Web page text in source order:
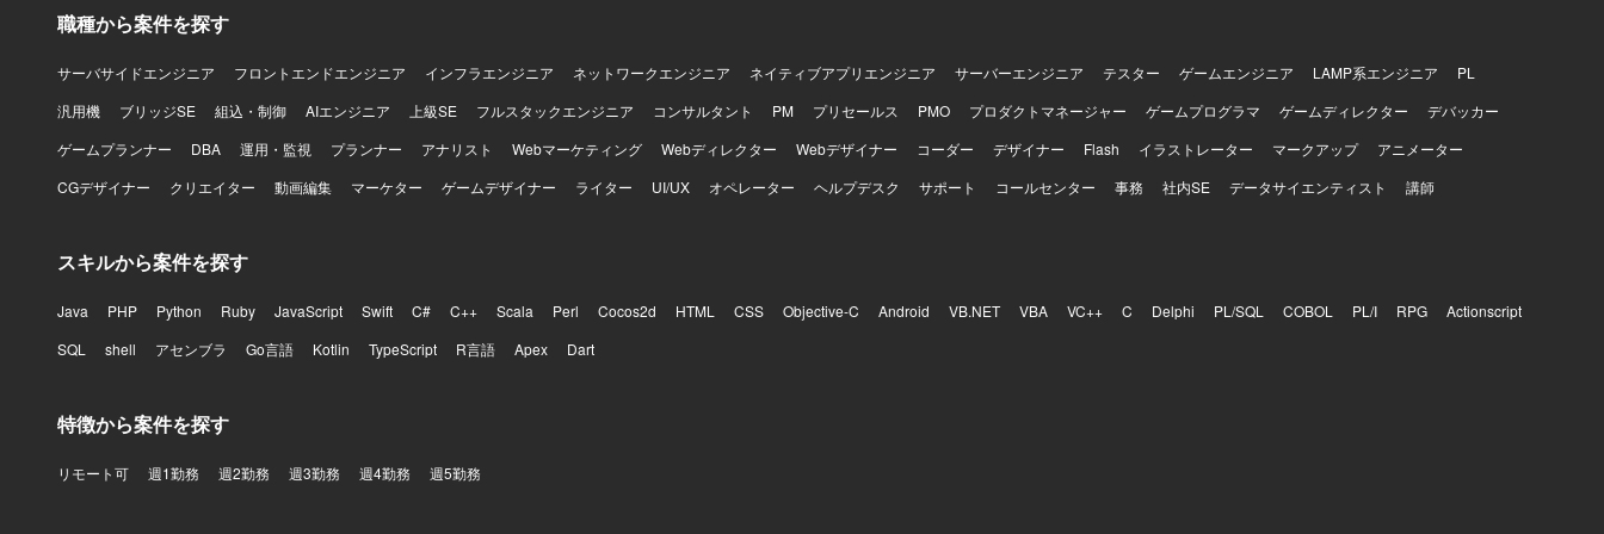
職種から案件を探す
サーバサイドエンジニア フロントエンドエンジニア インフラエンジニア ネットワークエンジニア ネイティブアプリエンジニア サーバーエンジニア テスター ゲームエンジニア LAMP系エンジニア
PL
汎用機
ブリッジSE 組込・制御 AIエンジニア 上級SE フルスタックエンジニア コンサルタント PM プリセールス PMO プロダクトマネージャー ゲームプログラマ ゲームディレクター
デバッカー
ゲームプランナー
DBA 運用・監視 プランナー アナリスト Webマーケティング Webディレクター Webデザイナー コーダー デザイナー Flash イラストレーター マークアップ
アニメーター
CGデザイナー
クリエイター 動画編集 マーケター ゲームデザイナー ライター UI/UX オペレーター ヘルプデスク サポート コールセンター 事務 社内SE データサイエンティスト 講師
スキルから案件を探す
Java PHP Python Ruby JavaScript Swift C# C++ Scala Perl Cocos2d HTML CSS Objective-C Android VB.NET VBA VC++ C Delphi PL/SQL COBOL PL/I RPG
Actionscript
SQL
shell アセンブラ Go言語 Kotlin TypeScript R言語 Apex Dart
特徴から案件を探す
リモート可 週1勤務 週2勤務 週3勤務 週4勤務 週5勤務